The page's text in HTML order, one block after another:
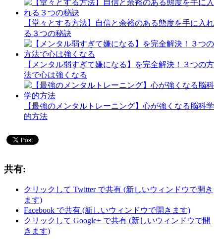
【堂々とする方法】自信と余裕のある態度を手に入れ
る３つの秘訣
【メンタル弱すぎて嫌になる】を完全解決！３つの方
法で心は強くなる
【最強のメンタルトレーニング】心が強くなる脳科学
的方法
共有:
クリックして Twitter で共有 (新しいウィンドウで開き
ます)
Facebook で共有 (新しいウィンドウで開きます)
クリックして Google+ で共有 (新しいウィンドウで開
きます)